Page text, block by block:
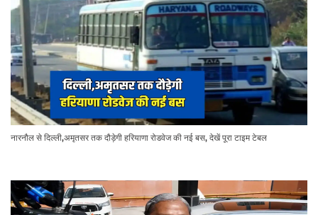
नारनौल से दिल्ली,अमृतसर तक दौड़ेगी हरियाणा रोडवेज की नई बस, देखें पूरा टाइम टेबल